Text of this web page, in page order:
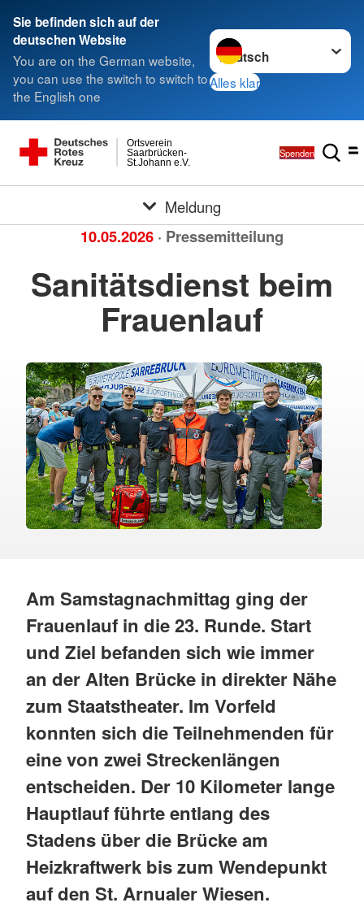
Sie befinden sich auf der
deutschen Website
You are on the German website,
you can use the switch to switch to
the English one
Sprache wechseln zu
Alles klar
St.Johann e.V.
Saarbrücken-
Ortsverein
Spenden
Meldung
10.05.2026 · Pressemitteilung
Sanitätsdienst beim
Frauenlauf
Am Samstagnachmittag ging der
Frauenlauf in die 23. Runde. Start
und Ziel befanden sich wie immer
an der Alten Brücke in direkter Nähe
zum Staatstheater. Im Vorfeld
konnten sich die Teilnehmenden für
eine von zwei Streckenlängen
entscheiden. Der 10 Kilometer lange
Hauptlauf führte entlang des
Stadens über die Brücke am
Heizkraftwerk bis zum Wendepunkt
auf den St. Arnualer Wiesen.